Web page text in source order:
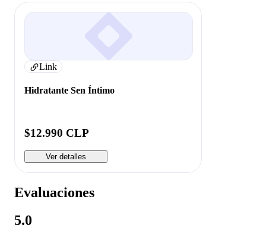
Link
Hidratante Sen Íntimo
$12.990 CLP
Ver detalles
Evaluaciones
5.0